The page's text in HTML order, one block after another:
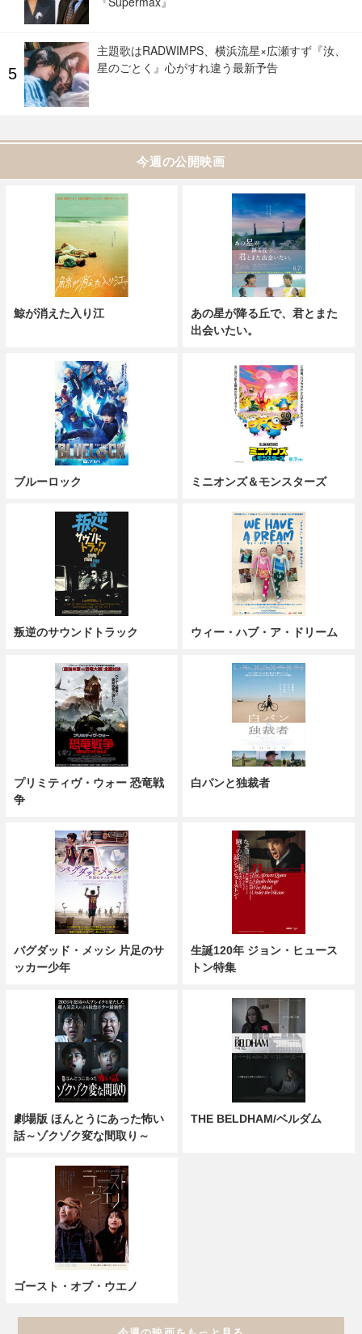
主題歌はRADWIMPS、横浜流星×広瀬すず『汝、
星のごとく』心がすれ違う最新予告
今週の公開映画
鯨が消えた入り江
あの星が降る丘で、君とまた
出会いたい。
ブルーロック ミニオンズ＆モンスターズ
叛逆のサウンドトラック ウィー・ハブ・ア・ドリーム
プリミティヴ・ウォー 恐竜戦
争
白パンと独裁者
バグダッド・メッシ 片足のサ
ッカー少年
生誕120年 ジョン・ヒュース
トン特集
劇場版 ほんとうにあった怖い
話～ゾクゾク変な間取り～
THE BELDHAM/ベルダム
ゴースト・オブ・ウエノ